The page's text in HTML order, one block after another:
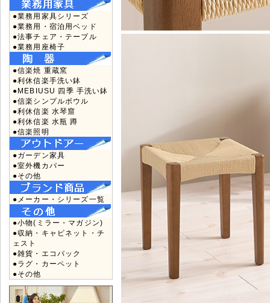
●業務用家具シリーズ
●業務用・宿泊用ベッド
●法事チェア・テーブル
●業務用座椅子
●信楽焼 重蔵窯
●利休信楽手洗い鉢
●MEBIUSU 四季 手洗い鉢
●信楽シンプルボウル
●利休信楽 水琴窟
●利休信楽 水瓶 蹲
●信楽照明
●ガーデン家具
●室外機カバー
●その他
●メーカー・シリーズ一覧
●小物(ミラー・マガジン)
●収納・キャビネット・チ
ェスト
●雑貨・エコバック
●ラグ・カーペット
●その他